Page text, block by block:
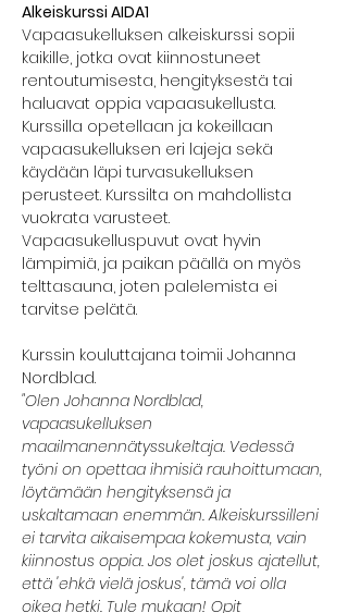
Alkeiskurssi AIDA1
Vapaasukelluksen alkeiskurssi sopii
kaikille, jotka ovat kiinnostuneet
rentoutumisesta, hengityksestä tai
haluavat oppia vapaasukellusta.
Kurssilla opetellaan ja kokeillaan
vapaasukelluksen eri lajeja sekä
käydään läpi turvasukelluksen
perusteet. Kurssilta on mahdollista
vuokrata varusteet.
Vapaasukelluspuvut ovat hyvin
lämpimiä, ja paikan päällä on myös
telttasauna, joten palelemista ei
tarvitse pelätä.
Kurssin kouluttajana toimii Johanna
Nordblad.
"Olen Johanna Nordblad,
vapaasukelluksen
maailmanennätyssukeltaja. Vedessä
työni on opettaa ihmisiä rauhoittumaan,
löytämään hengityksensä ja
uskaltamaan enemmän. Alkeiskurssilleni
ei tarvita aikaisempaa kokemusta, vain
kiinnostus oppia. Jos olet joskus ajatellut,
että 'ehkä vielä joskus', tämä voi olla
oikea hetki. Tule mukaan! Opit